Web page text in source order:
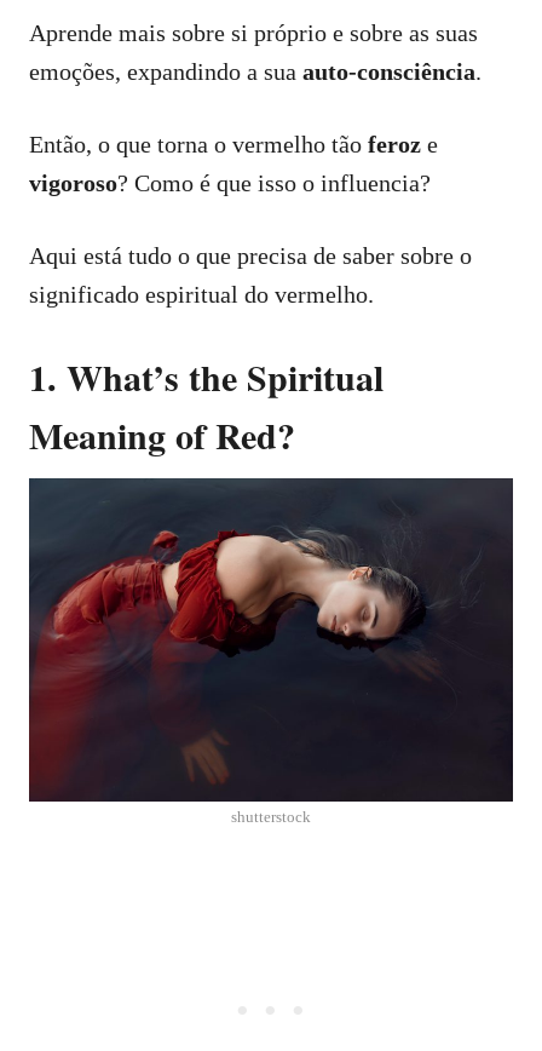
Aprende mais sobre si próprio e sobre as suas
emoções, expandindo a sua auto-consciência.
Então, o que torna o vermelho tão feroz e
vigoroso? Como é que isso o influencia?
Aqui está tudo o que precisa de saber sobre o
significado espiritual do vermelho.
1. What’s the Spiritual
Meaning of Red?
shutterstock